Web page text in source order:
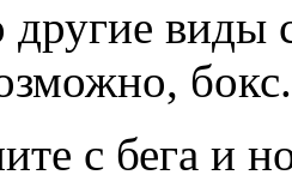
виды
бокс.
с бега и